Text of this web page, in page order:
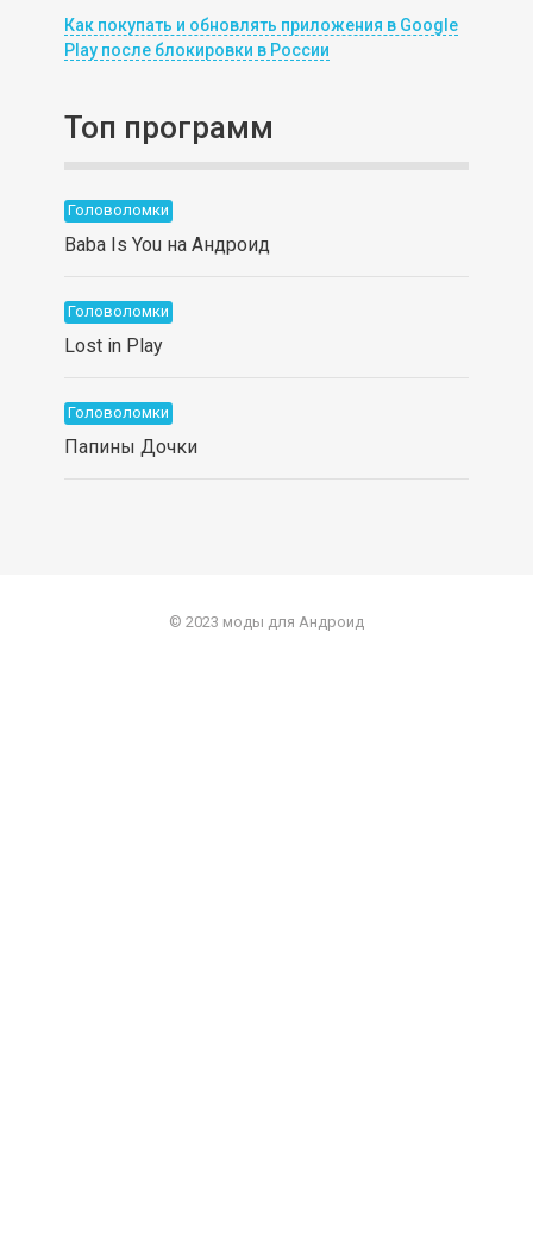
Как покупать и обновлять приложения в Google
Play после блокировки в России
Топ программ
Головоломки
Baba Is You на Андроид
Головоломки
Lost in Play
Головоломки
Папины Дочки
© 2023 моды для Андроид